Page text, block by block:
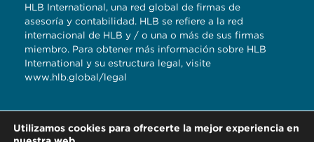
HLB International, una red global de firmas de
asesoría y contabilidad. HLB se refiere a la red
internacional de HLB y / o una o más de sus firmas
miembro. Para obtener más información sobre HLB
International y su estructura legal, visite
www.hlb.global/legal
piso Reserva
Utilizamos cookies para ofrecerte la mejor experiencia en